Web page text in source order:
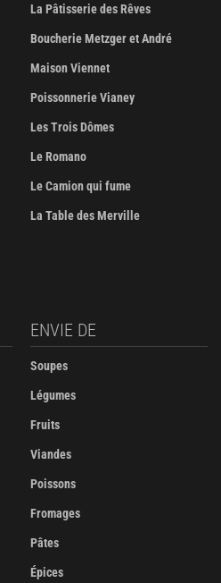
La Pâtisserie des Rêves
Boucherie Metzger et André
Maison Viennet
Poissonnerie Vianey
Les Trois Dômes
Le Romano
Le Camion qui fume
La Table des Merville
ENVIE DE
Soupes
Légumes
Fruits
Viandes
Poissons
Fromages
Pâtes
Épices